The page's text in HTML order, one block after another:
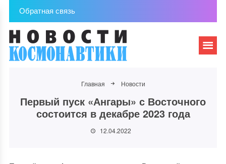
Обратная связь
Главная Новости
Первый пуск «Ангары» с Восточного
состоится в декабре 2023 года
12.04.2022